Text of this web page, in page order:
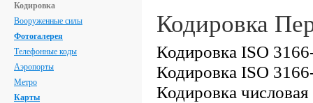
Кодировка
Вооруженные силы
Фотогалерея
Телефонные коды
Аэропорты
Метро
Карты
Кодировка
Кодировка ISO
Кодировка ISO
Кодировка